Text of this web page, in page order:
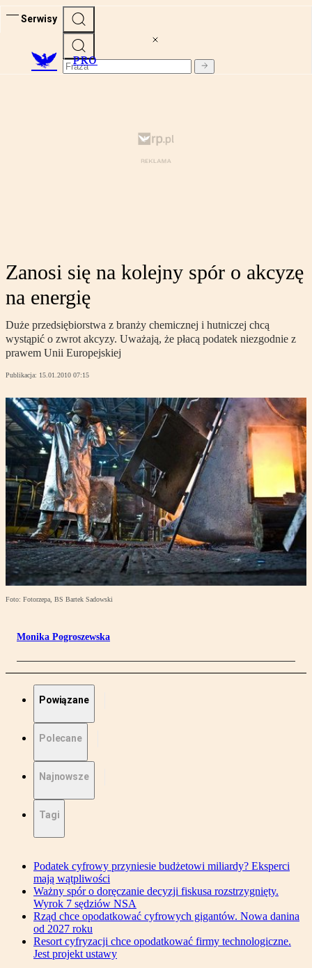
Serwisy
PRO
Zanosi się na kolejny spór o akcyzę
na energię
Duże przedsiębiorstwa z branży chemicznej i hutniczej chcą
wystąpić o zwrot akcyzy. Uważają, że płacą podatek niezgodnie z
prawem Unii Europejskiej
Publikacja: 15.01.2010 07:15
Foto: Fotorzepa, BS Bartek Sadowski
Monika Pogroszewska
Powiązane
Polecane
Najnowsze
Tagi
Podatek cyfrowy przyniesie budżetowi miliardy? Eksperci
mają wątpliwości
Ważny spór o doręczanie decyzji fiskusa rozstrzygnięty.
Wyrok 7 sędziów NSA
Rząd chce opodatkować cyfrowych gigantów. Nowa danina
od 2027 roku
Resort cyfryzacji chce opodatkować firmy technologiczne.
Jest projekt ustawy